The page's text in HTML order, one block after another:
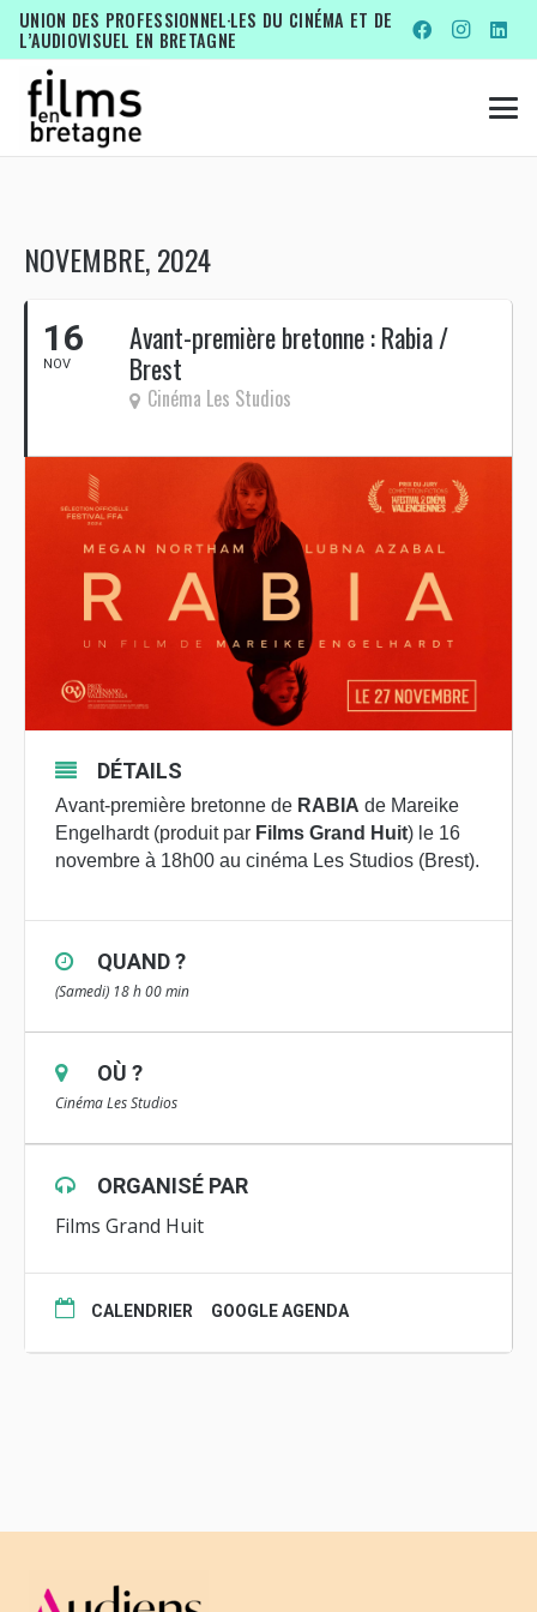
UNION DES PROFESSIONNEL·LES DU CINÉMA ET DE
L’AUDIOVISUEL EN BRETAGNE
NOVEMBRE, 2024
16
NOV
Avant-première bretonne : Rabia /
Brest
Cinéma Les Studios
DÉTAILS
Avant-première bretonne de RABIA de Mareike
Engelhardt (produit par Films Grand Huit) le 16
novembre à 18h00 au cinéma Les Studios (Brest).
QUAND ?
(Samedi) 18 h 00 min
OÙ ?
Cinéma Les Studios
ORGANISÉ PAR
Films Grand Huit
CALENDRIER GOOGLE AGENDA